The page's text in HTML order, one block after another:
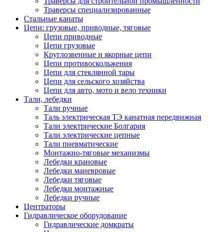
Траверсы специализированные
Стальные канаты
Цепи: грузовые, приводные, тяговые
Цепи приводные
Цепи грузовые
Круглозвенные и якорные цепи
Цепи противоскольжения
Цепи для стеклянной тары
Цепи для сельского хозяйства
Цепи для авто, мото и вело техники
Тали, лебедки
Тали ручные
Таль электрическая ТЭ канатная передвижная
Тали электрические Болгария
Тали электрические цепные
Тали пневматические
Монтажно-тяговые механизмы
Лебедки крановые
Лебедки маневровые
Лебедки тяговые
Лебедки монтажные
Лебедки ручные
Центраторы
Гидравлическое оборудование
Гидравлические домкраты